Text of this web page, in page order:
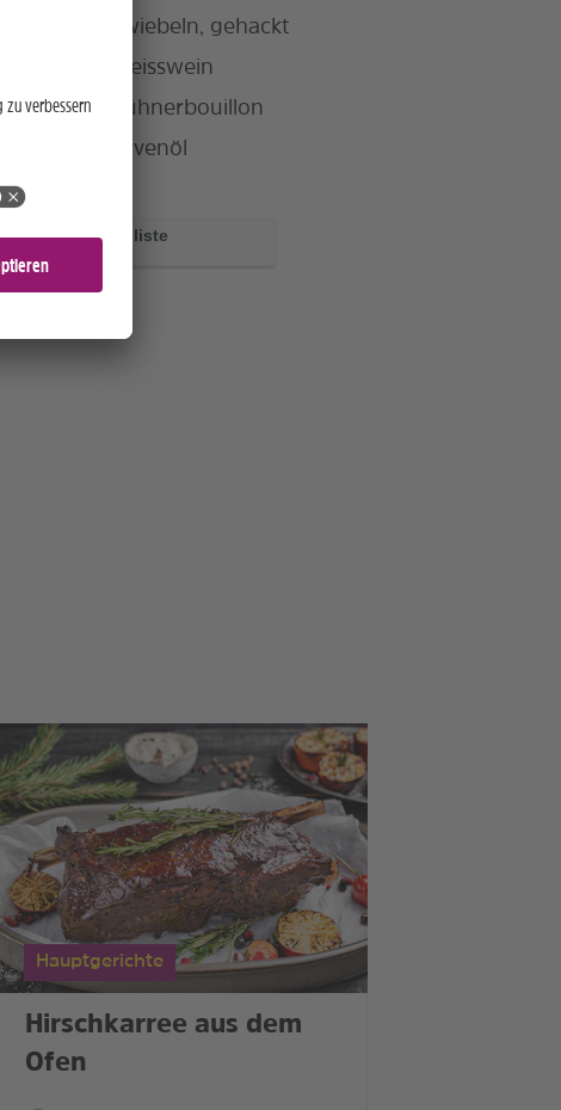
Zwiebeln, gehackt
Weisswein
Hühnerbouillon
Olivenöl
zur Einkaufsliste
Hauptgerichte
Hirschkarree aus dem
Ofen